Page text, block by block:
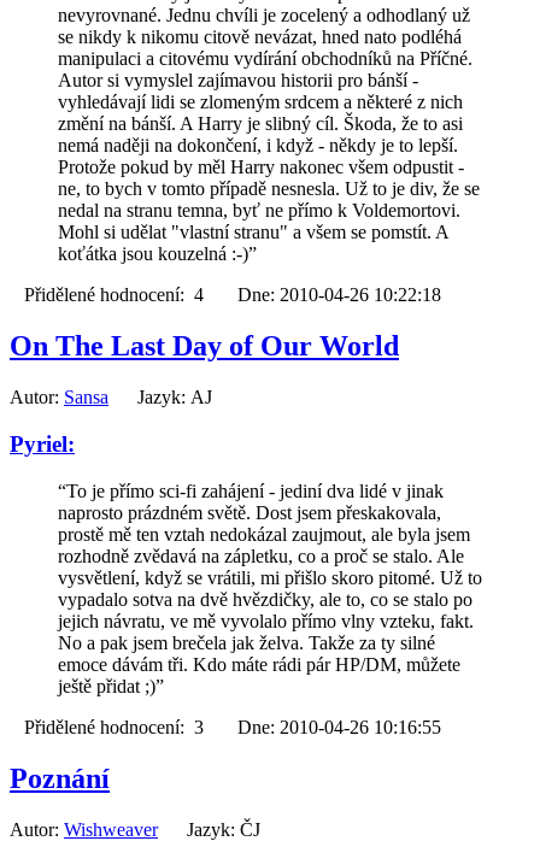
nevyrovnané. Jednu chvíli je zocelený a odhodlaný už
se nikdy k nikomu citově nevázat, hned nato podléhá
manipulaci a citovému vydírání obchodníků na Příčné.
Autor si vymyslel zajímavou historii pro bánší -
vyhledávají lidi se zlomeným srdcem a některé z nich
změní na bánší. A Harry je slibný cíl. Škoda, že to asi
nemá naději na dokončení, i když - někdy je to lepší.
Protože pokud by měl Harry nakonec všem odpustit -
ne, to bych v tomto případě nesnesla. Už to je div, že se
nedal na stranu temna, byť ne přímo k Voldemortovi.
Mohl si udělat "vlastní stranu" a všem se pomstít. A
koťátka jsou kouzelná :-)”
Přidělené hodnocení: 4 Dne: 2010-04-26 10:22:18
On The Last Day of Our World
Autor: Sansa Jazyk: AJ
Pyriel:
“To je přímo sci-fi zahájení - jediní dva lidé v jinak
naprosto prázdném světě. Dost jsem přeskakovala,
prostě mě ten vztah nedokázal zaujmout, ale byla jsem
rozhodně zvědavá na zápletku, co a proč se stalo. Ale
vysvětlení, když se vrátili, mi přišlo skoro pitomé. Už to
vypadalo sotva na dvě hvězdičky, ale to, co se stalo po
jejich návratu, ve mě vyvolalo přímo vlny vzteku, fakt.
No a pak jsem brečela jak želva. Takže za ty silné
emoce dávám tři. Kdo máte rádi pár HP/DM, můžete
ještě přidat ;)”
Přidělené hodnocení: 3 Dne: 2010-04-26 10:16:55
Poznání
Autor: WishweaverJazyk: ČJ